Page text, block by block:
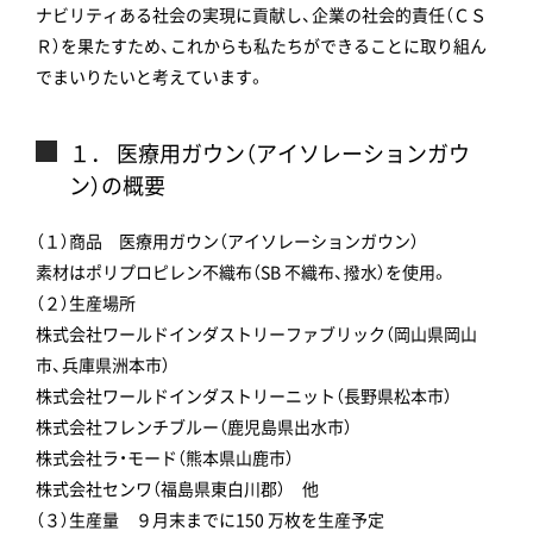
ナビリティある社会の実現に貢献し、企業の社会的責任（ＣＳ
Ｒ）を果たすため、これからも私たちができることに取り組ん
でまいりたいと考えています。
１． 医療用ガウン（アイソレーションガウ
ン）の概要
（１）商品 医療用ガウン（アイソレーションガウン）
素材はポリプロピレン不織布（SB 不織布、撥水）を使用。
（２）生産場所
株式会社ワールドインダストリーファブリック（岡山県岡山
市、兵庫県洲本市）
株式会社ワールドインダストリーニット（長野県松本市）
株式会社フレンチブルー（鹿児島県出水市）
株式会社ラ・モード（熊本県山鹿市）
株式会社センワ（福島県東白川郡） 他
（３）生産量 ９月末までに150 万枚を生産予定